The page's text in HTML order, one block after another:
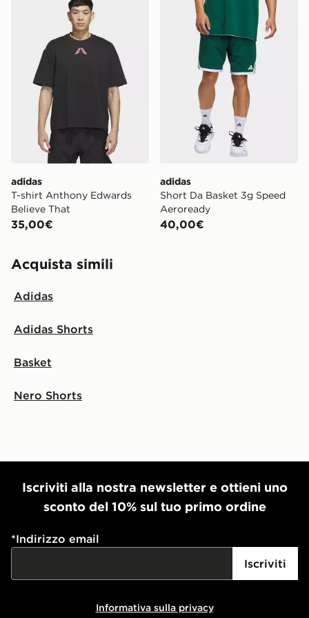
adidas
T-shirt Anthony Edwards
Believe That
35,00€
adidas
Short Da Basket 3g Speed
Aeroready
40,00€
Acquista simili
Adidas
Adidas Shorts
Basket
Nero Shorts
Iscriviti alla nostra newsletter e ottieni uno
sconto del 10% sul tuo primo ordine
*Indirizzo email
Iscriviti
Informativa sulla privacy